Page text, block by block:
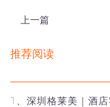
上一篇
推荐阅读
1、深圳格莱美｜酒